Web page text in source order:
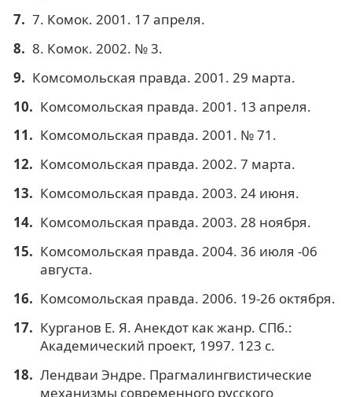
7. Комок. 2001. 17 апреля.
8. Комок. 2002. № 3.
Комсомольская правда. 2001. 29 марта.
Комсомольская правда. 2001. 13 апреля.
Комсомольская правда. 2001. № 71.
Комсомольская правда. 2002. 7 марта.
Комсомольская правда. 2003. 24 июня.
Комсомольская правда. 2003. 28 ноября.
Комсомольская правда. 2004. 36 июля -06
августа.
Комсомольская правда. 2006. 19-26 октября.
Курганов Е. Я. Анекдот как жанр. СПб.:
Академический проект, 1997. 123 с.
Лендваи Эндре. Прагмалингвистические
механизмы современного русского